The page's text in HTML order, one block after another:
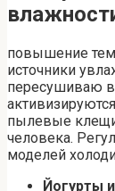
повышение
источники
пересушиваю
пылевые
человека.
моделей
Йогурты